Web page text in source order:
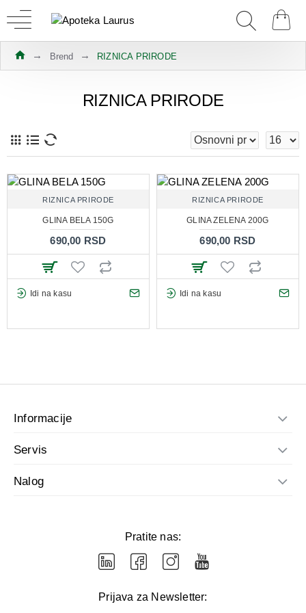
Brend RIZNICA PRIRODE
RIZNICA PRIRODE
RIZNICA PRIRODE
GLINA BELA 150G
690,00 RSD
Idi na kasu
RIZNICA PRIRODE
GLINA ZELENA 200G
690,00 RSD
Idi na kasu
Informacije
Servis
Nalog
Pratite nas:
Prijava za Newsletter: